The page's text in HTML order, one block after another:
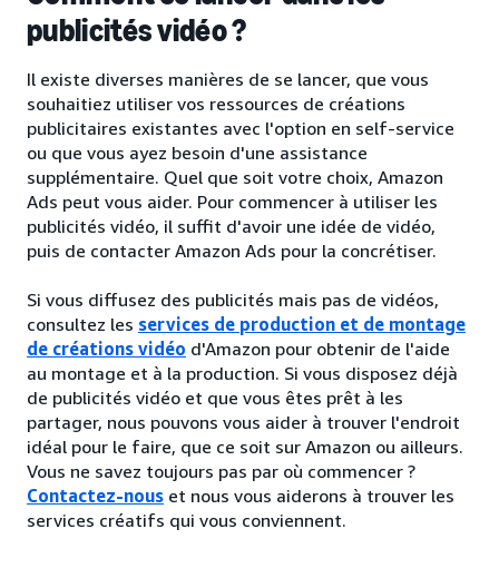
publicités vidéo ?
Il existe diverses manières de se lancer, que vous
souhaitiez utiliser vos ressources de créations
publicitaires existantes avec l'option en self-service
ou que vous ayez besoin d'une assistance
supplémentaire. Quel que soit votre choix, Amazon
Ads peut vous aider. Pour commencer à utiliser les
publicités vidéo, il suffit d'avoir une idée de vidéo,
puis de contacter Amazon Ads pour la concrétiser.
Si vous diffusez des publicités mais pas de vidéos,
consultez les services de production et de montage
de créations vidéo d'Amazon pour obtenir de l'aide
au montage et à la production. Si vous disposez déjà
de publicités vidéo et que vous êtes prêt à les
partager, nous pouvons vous aider à trouver l'endroit
idéal pour le faire, que ce soit sur Amazon ou ailleurs.
Vous ne savez toujours pas par où commencer ?
Contactez-nous et nous vous aiderons à trouver les
services créatifs qui vous conviennent.